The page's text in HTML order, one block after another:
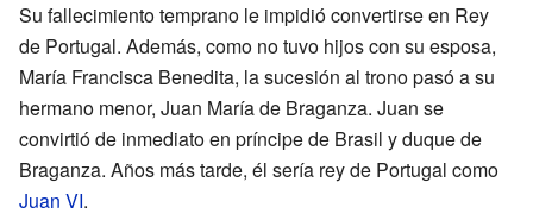
Su fallecimiento temprano le impidió convertirse en Rey
de Portugal. Además, como no tuvo hijos con su esposa,
María Francisca Benedita, la sucesión al trono pasó a su
hermano menor, Juan María de Braganza. Juan se
convirtió de inmediato en príncipe de Brasil y duque de
Braganza. Años más tarde, él sería rey de Portugal como
Juan VI.